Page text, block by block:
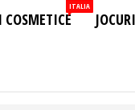
ITALIA